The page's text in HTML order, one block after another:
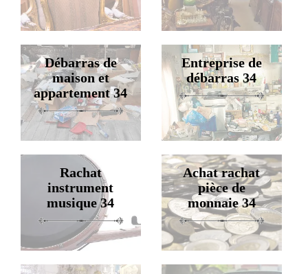
Débarras de
maison et
appartement 34
Entreprise de
débarras 34
Rachat
instrument
musique 34
Achat rachat
pièce de
monnaie 34